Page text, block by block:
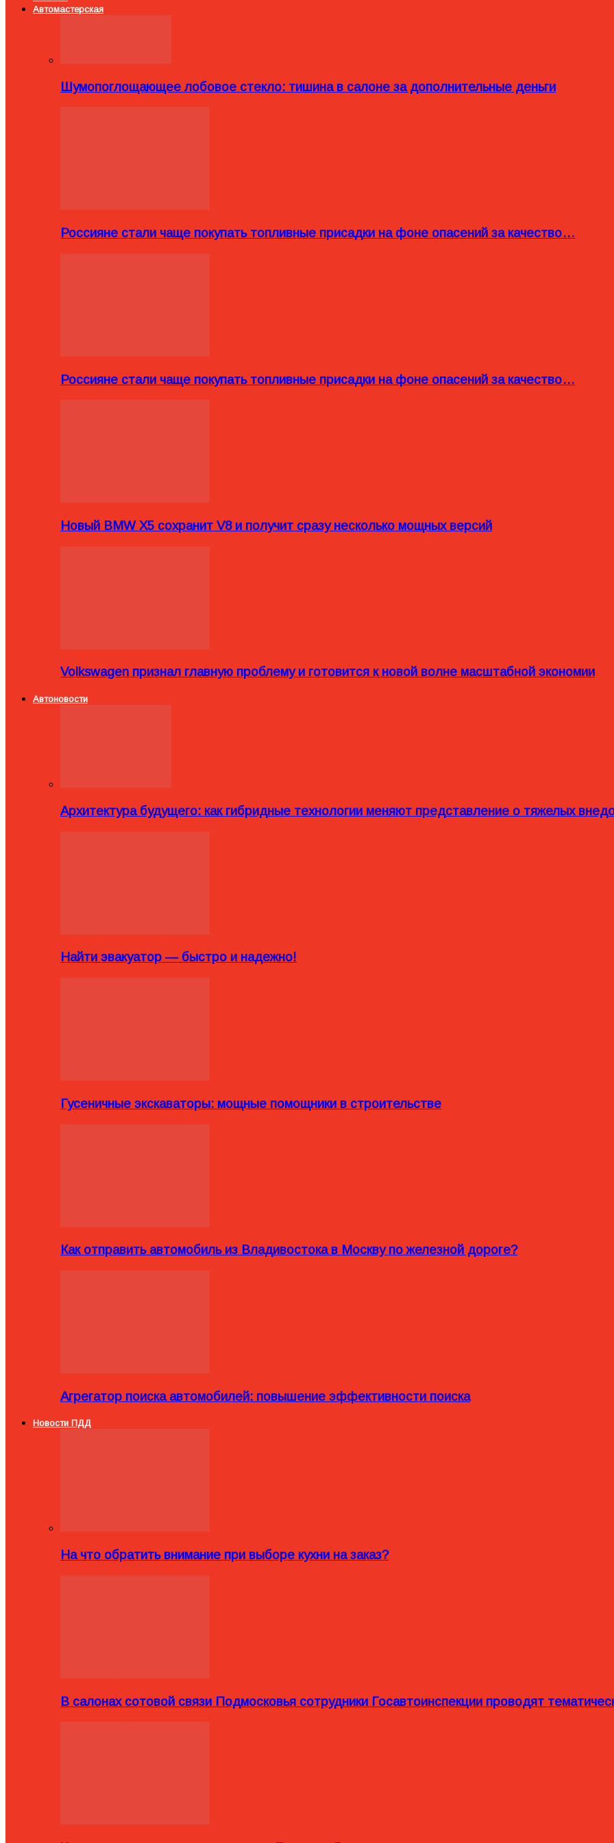
Автомастерская
Шумопоглощающее лобовое стекло: тишина в салоне за дополнительные деньги
Россияне стали чаще покупать топливные присадки на фоне опасений за качество…
Россияне стали чаще покупать топливные присадки на фоне опасений за качество…
Новый BMW X5 сохранит V8 и получит сразу несколько мощных версий
Volkswagen признал главную проблему и готовится к новой волне масштабной экономии
Автоновости
Архитектура будущего: как гибридные технологии меняют представление о тяжелых
Найти эвакуатор — быстро и надежно!
Гусеничные экскаваторы: мощные помощники в строительстве
Как отправить автомобиль из Владивостока в Москву по железной дороге?
Агрегатор поиска автомобилей: повышение эффективности поиска
Новости ПДД
На что обратить внимание при выборе кухни на заказ?
В салонах сотовой связи Подмосковья сотрудники Госавтоинспекции проводят